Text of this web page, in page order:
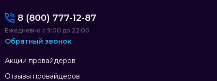
Акции провайдеров
Отзывы провайдеров
8 (800) 777-12-87
Ежедневно с 9:00 до 22:00
Обратный звонок